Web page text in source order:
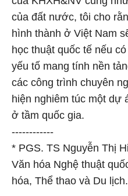
của đất nước, tôi cho
hình thành ở Việt Nam
học thuật quốc tế nếu
yếu tố mang tính nền
các công trình chuyên
hiện nghiêm túc một dự
ở tầm quốc gia.
------------
* PGS. TS Nguyễn Thị
Văn hóa Nghệ thuật
hóa, Thể thao và Du lịch.